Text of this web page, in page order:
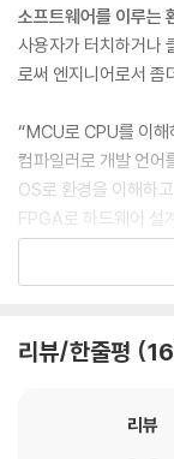
파일 관리자
이벤트 관리자
커널의 태스크 관리 방
선점형 대 비선점형
문맥 교환
보호 모드
3.5 샘플 코딩 따라하
컴파일 환경 설정
taskmanager.c
소프트웨어를 이루는
사용자가 터치하거나
로써 엔지니어로서 좀
“MCU로 CPU를 이해
컴파일러로 개발 언어
OS로 환경을 이해하고,
FPGA로 하드웨어 설
배워도 배워도 자꾸
무뎌진 기초를 한번 더
리뷰/한줄평 16
리뷰